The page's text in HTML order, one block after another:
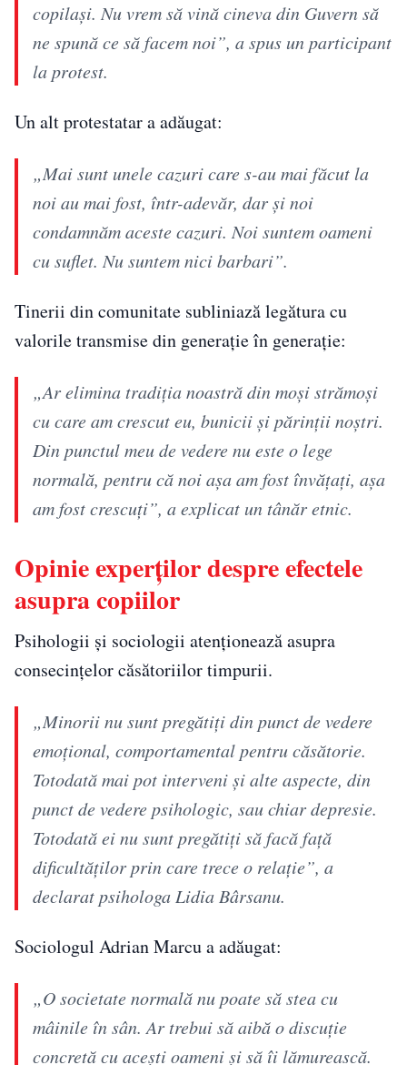
copilași. Nu vrem să vină cineva din Guvern să
ne spună ce să facem noi”, a spus un participant
la protest.
Un alt protestatar a adăugat:
„Mai sunt unele cazuri care s-au mai făcut la
noi au mai fost, într-adevăr, dar și noi
condamnăm aceste cazuri. Noi suntem oameni
cu suflet. Nu suntem nici barbari”.
Tinerii din comunitate subliniază legătura cu
valorile transmise din generație în generație:
„Ar elimina tradiția noastră din moși strămoși
cu care am crescut eu, bunicii și părinții noștri.
Din punctul meu de vedere nu este o lege
normală, pentru că noi așa am fost învățați, așa
am fost crescuți”, a explicat un tânăr etnic.
Opinie experților despre efectele
asupra copiilor
Psihologii și sociologii atenționează asupra
consecințelor căsătoriilor timpurii.
„Minorii nu sunt pregătiți din punct de vedere
emoțional, comportamental pentru căsătorie.
Totodată mai pot interveni și alte aspecte, din
punct de vedere psihologic, sau chiar depresie.
Totodată ei nu sunt pregătiți să facă față
dificultăților prin care trece o relație”, a
declarat psihologa Lidia Bârsanu.
Sociologul Adrian Marcu a adăugat:
„O societate normală nu poate să stea cu
mâinile în sân. Ar trebui să aibă o discuție
concretă cu acești oameni și să îi lămurească.